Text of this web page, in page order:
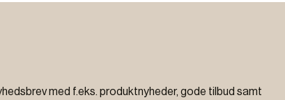
med f.eks. produktnyheder, gode tilbud samt